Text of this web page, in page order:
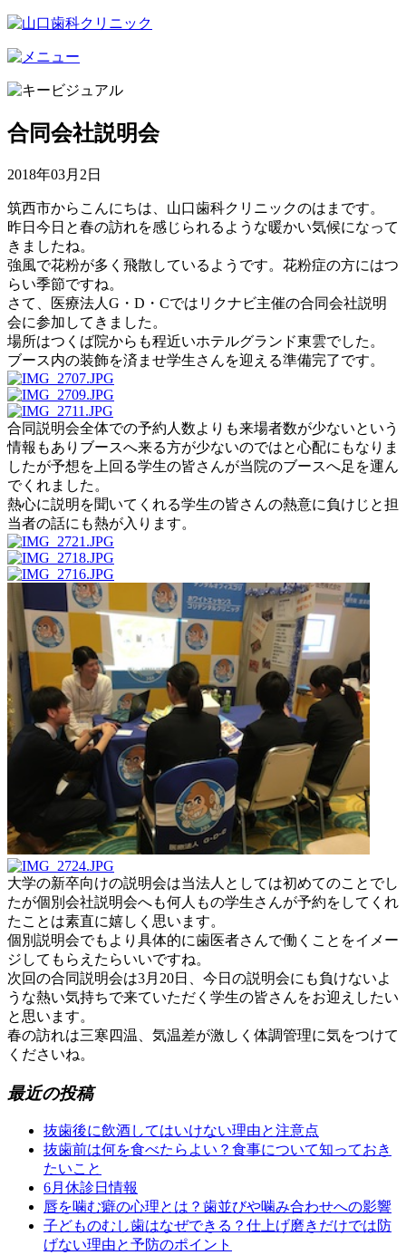
合同会社説明会
2018年03月2日
筑西市からこんにちは、山口歯科クリニックのはまです。
昨日今日と春の訪れを感じられるような暖かい気候になって
きましたね。
強風で花粉が多く飛散しているようです。花粉症の方にはつ
らい季節ですね。
さて、医療法人G・D・Cではリクナビ主催の合同会社説明
会に参加してきました。
場所はつくば院からも程近いホテルグランド東雲でした。
ブース内の装飾を済ませ学生さんを迎える準備完了です。
合同説明会全体での予約人数よりも来場者数が少ないという
情報もありブースへ来る方が少ないのではと心配にもなりま
したが予想を上回る学生の皆さんが当院のブースへ足を運ん
でくれました。
熱心に説明を聞いてくれる学生の皆さんの熱意に負けじと担
当者の話にも熱が入ります。
大学の新卒向けの説明会は当法人としては初めてのことでし
たが個別会社説明会へも何人もの学生さんが予約をしてくれ
たことは素直に嬉しく思います。
個別説明会でもより具体的に歯医者さんで働くことをイメー
ジしてもらえたらいいですね。
次回の合同説明会は3月20日、今日の説明会にも負けないよ
うな熱い気持ちで来ていただく学生の皆さんをお迎えしたい
と思います。
春の訪れは三寒四温、気温差が激しく体調管理に気をつけて
くださいね。
最近の投稿
抜歯後に飲酒してはいけない理由と注意点
抜歯前は何を食べたらよい？食事について知っておき
たいこと
6月休診日情報
唇を噛む癖の心理とは？歯並びや噛み合わせへの影響
子どものむし歯はなぜできる？仕上げ磨きだけでは防
げない理由と予防のポイント